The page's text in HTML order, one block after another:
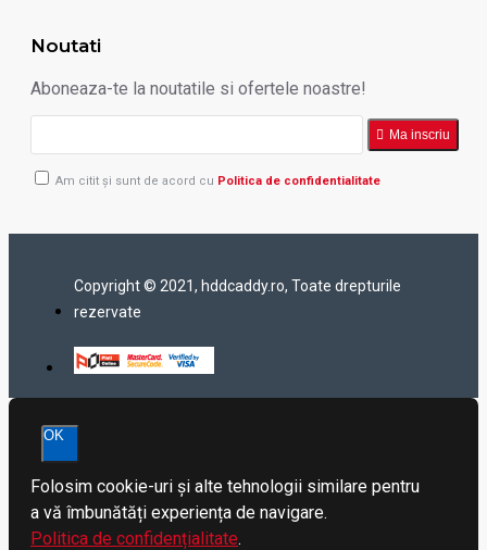
Noutati
Aboneaza-te la noutatile si ofertele noastre!
Ma inscriu
Am citit şi sunt de acord cu Politica de confidentialitate
Copyright © 2021, hddcaddy.ro, Toate drepturile
rezervate
OK
Folosim cookie-uri și alte tehnologii similare pentru
a vă îmbunătăți experiența de navigare.
Politica de confidențialitate.